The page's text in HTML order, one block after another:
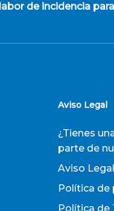
de incidencia
Aviso Legal
¿Tienes
parte de
Aviso Legal
Política de
Política de